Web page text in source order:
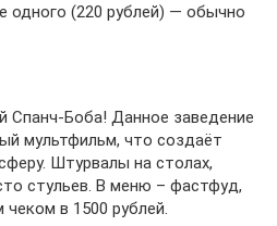
одного (220 рублей) — обычно
Спанч-Боба! Данное заведение
мультфильм, что создаёт
Штурвалы на столах,
стульев. В меню – фастфуд,
в 1500 рублей.